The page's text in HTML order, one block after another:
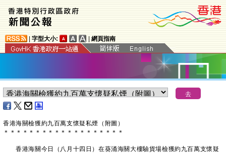
字型大小: 網頁指南
香港海關檢獲約九百萬支懷疑私煙（附圖）
＊ ＊ ＊ ＊ ＊ ＊ ＊ ＊ ＊ ＊ ＊ ＊ ＊ ＊ ＊ ＊ ＊ ＊ ＊
​香港海關今日（八月十四日）在葵涌海關大樓驗貨場檢獲約九百萬支懷疑